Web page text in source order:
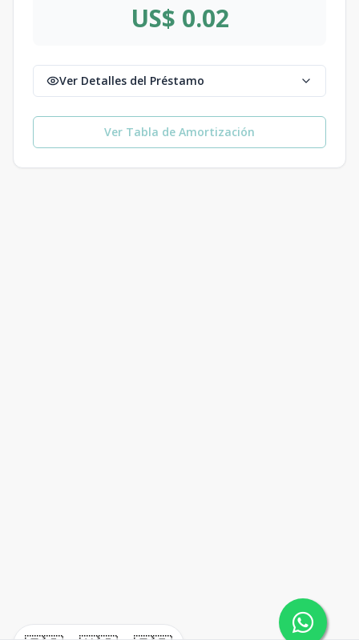
US$ 0.02
Ver Detalles del Préstamo
Ver Tabla de Amortización